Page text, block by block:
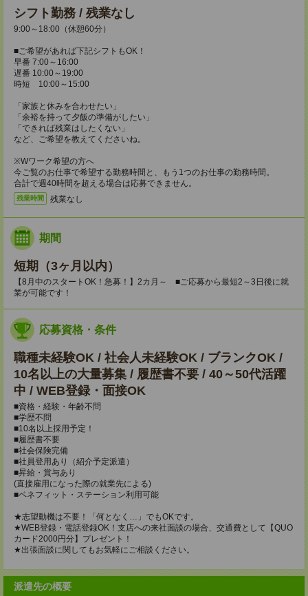
シフト勤務 / 残業なし
9:00～18:00（休憩60分）
■ご希望があれば下記シフトもOK！
早番 7:00～16:00
遅番 10:00～19:00
時短 10:00～15:00
「家族と休みを合わせたい」
「余裕を持って夕飯の準備がしたい」
「できれば残業はしたくない」
など、ご希望を教えてくださいね。
※Wワーク希望の方へ
今ご覧のお仕事で希望する勤務時間と、もう1つのお仕事の勤務時間。
合計で週40時間を超える場合は応募できません。
残業時間 残業なし
期間
短期（3ヶ月以内）
【8月中のスタートOK！急募！】2カ月～ ■ご応募から最短2～3日後に就
業が可能です！
応募資格・条件
職種未経験OK / 社会人未経験OK / ブランクOK /
10名以上の大量募集 / 履歴書不要 / 40～50代活躍
中 / WEB登録・面接OK
■資格・経験・年齢不問
■学歴不問
■10名以上採用予定！
■履歴書不要
■社会保険完備
■社員登用あり（紹介予定派遣）
■昇給・賞与あり
(直接雇用になった際の就業先による)
■ベネフィット・ステーション利用可能
★志望動機は不要！「何となく…」でもOKです。
★WEB登録・電話登録OK！支店への来社面談の場合、交通費として【QUO
カード2000円分】プレゼント！
★出張面談に関してもお気軽にご相談ください。
派遣先の概要